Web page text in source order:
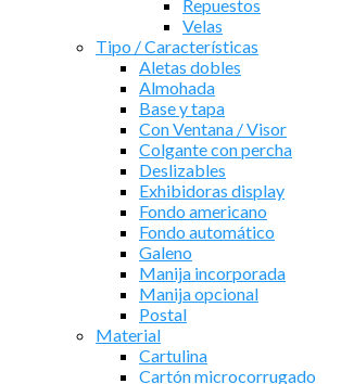
Repuestos
Velas
Tipo / Características
Aletas dobles
Almohada
Base y tapa
Con Ventana / Visor
Colgante con percha
Deslizables
Exhibidoras display
Fondo americano
Fondo automático
Galeno
Manija incorporada
Manija opcional
Postal
Material
Cartulina
Cartón microcorrugado